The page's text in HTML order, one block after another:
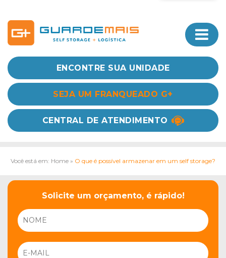
ENCONTRE SUA UNIDADE
SEJA UM FRANQUEADO G+
CENTRAL DE ATENDIMENTO
Você está em: Home » O que é possível armazenar em um self storage?
Solicite um orçamento, é rápido!